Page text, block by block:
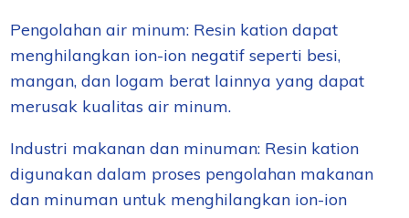
Pengolahan air minum: Resin kation dapat
menghilangkan ion-ion negatif seperti besi,
mangan, dan logam berat lainnya yang dapat
merusak kualitas air minum.
Industri makanan dan minuman: Resin kation
digunakan dalam proses pengolahan makanan
dan minuman untuk menghilangkan ion-ion